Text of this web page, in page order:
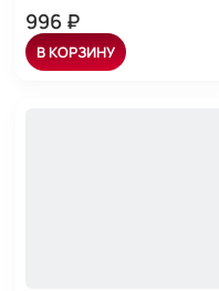
996 ₽
В КОРЗИНУ